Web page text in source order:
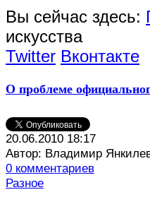
Вы сейчас здесь:
искусства
Twitter Вконтакте
О проблеме
20.06.2010 18:17
Автор: Владимир
0 комментариев
Разное